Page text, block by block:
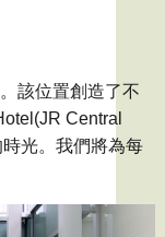
該位置創造了不
Central
光。 我們將為每